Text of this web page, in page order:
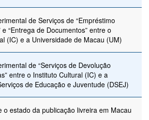
de Serviços de “Empréstimo
e “Entrega de Documentos” entre o
(IC) e a Universidade de Macau (UM)
de “Serviços de Devolução
entre o Instituto Cultural (IC) e a
de Educação e Juventude (DSEJ)
o estado da publicação livreira em Macau